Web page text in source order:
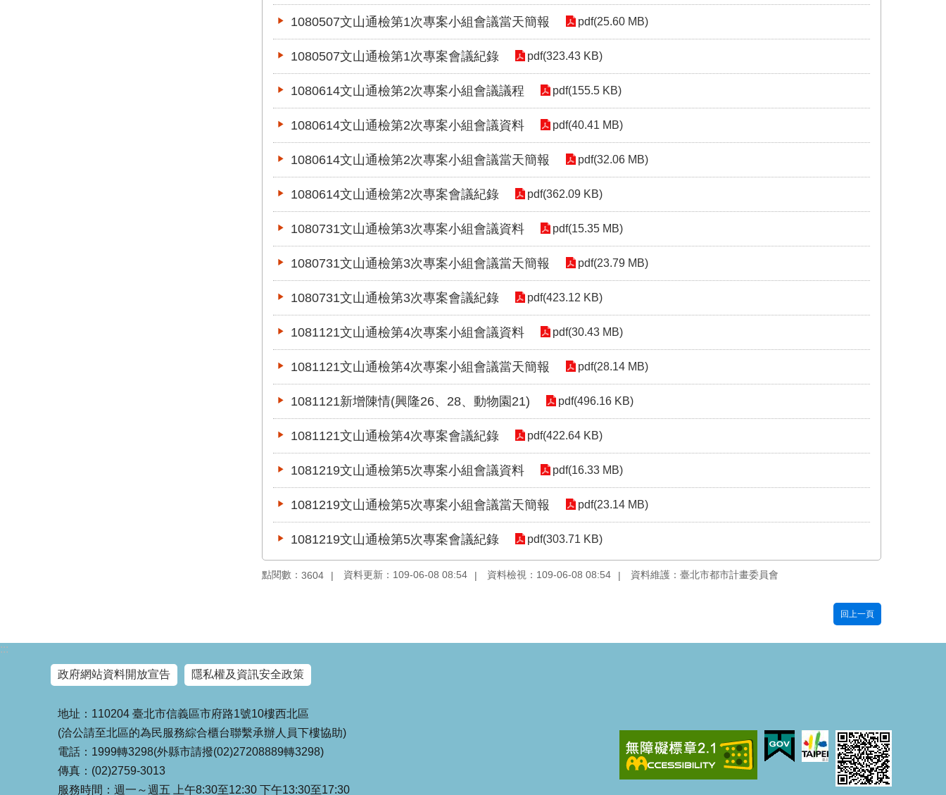
1080507文山通檢第1次專案小組會議當天簡報 pdf(25.60 MB)
1080507文山通檢第1次專案會議紀錄 pdf(323.43 KB)
1080614文山通檢第2次專案小組會議議程 pdf(155.5 KB)
1080614文山通檢第2次專案小組會議資料 pdf(40.41 MB)
1080614文山通檢第2次專案小組會議當天簡報 pdf(32.06 MB)
1080614文山通檢第2次專案會議紀錄 pdf(362.09 KB)
1080731文山通檢第3次專案小組會議資料 pdf(15.35 MB)
1080731文山通檢第3次專案小組會議當天簡報 pdf(23.79 MB)
1080731文山通檢第3次專案會議紀錄 pdf(423.12 KB)
1081121文山通檢第4次專案小組會議資料 pdf(30.43 MB)
1081121文山通檢第4次專案小組會議當天簡報 pdf(28.14 MB)
1081121新增陳情(興隆26、28、動物園21) pdf(496.16 KB)
1081121文山通檢第4次專案會議紀錄 pdf(422.64 KB)
1081219文山通檢第5次專案小組會議資料 pdf(16.33 MB)
1081219文山通檢第5次專案小組會議當天簡報 pdf(23.14 MB)
1081219文山通檢第5次專案會議紀錄 pdf(303.71 KB)
點閱數： 3604 資料更新：109-06-08 08:54 資料檢視：109-06-08 08:54 資料維護：臺北市都市計畫委員會
回上一頁
:::
政府網站資料開放宣告 隱私權及資訊安全政策
地址：110204 臺北市信義區市府路1號10樓西北區
(洽公請至北區的為民服務綜合櫃台聯繫承辦人員下樓協助)
電話：1999轉3298(外縣市請撥(02)27208889轉3298)
傳真：(02)2759-3013
服務時間：週一～週五 上午8:30至12:30 下午13:30至17:30